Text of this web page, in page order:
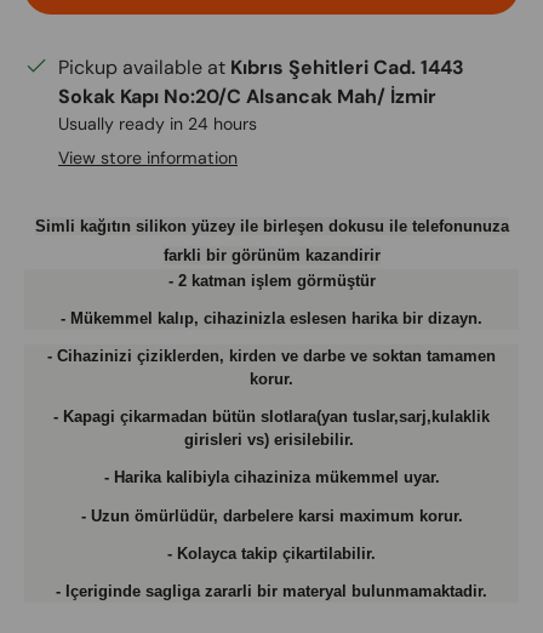
Pickup available at Kıbrıs Şehitleri Cad. 1443
Sokak Kapı No:20/C Alsancak Mah/ İzmir
Usually ready in 24 hours
View store information
Simli kağıtın silikon yüzey ile birleşen dokusu ile telefonunuza
farkli bir görünüm kazandirir
- 2 katman işlem görmüştür
- Mükemmel kalıp, cihazinizla eslesen harika bir dizayn.
- Cihazinizi çiziklerden, kirden ve darbe ve soktan tamamen
korur.
- Kapagi çikarmadan bütün slotlara(yan tuslar,sarj,kulaklik
girisleri vs) erisilebilir.
- Harika kalibiyla cihaziniza mükemmel uyar.
- Uzun ömürlüdür, darbelere karsi maximum korur.
- Kolayca takip çikartilabilir.
- Içeriginde sagliga zararli bir materyal bulunmamaktadir.